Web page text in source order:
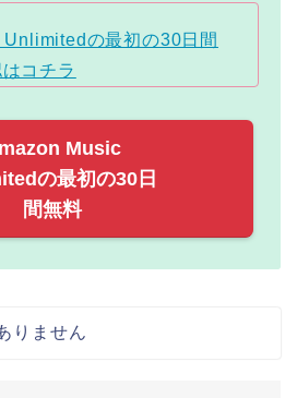
の最初の30日間
コチラ
Music
の最初の30日
間無料
りません